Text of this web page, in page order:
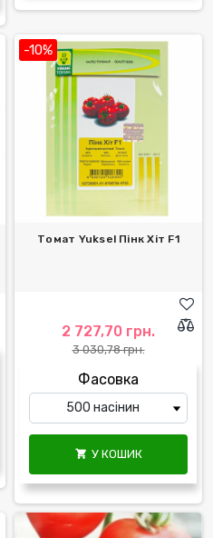
-10%
Томат Yuksel Пінк Хіт F1
2 727,70 грн.
3 030,78 грн.
Фасовка
 У КОШИК